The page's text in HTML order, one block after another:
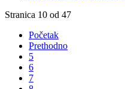
Stranica 10 od 47
Početak
Prethodno
5
6
7